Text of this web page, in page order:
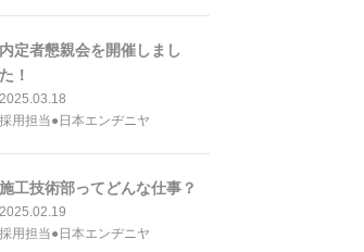
内定者懇親会を開催しまし
た！
2025.03.18
採用担当●日本エンヂニヤ
施工技術部ってどんな仕事？
2025.02.19
採用担当●日本エンヂニヤ